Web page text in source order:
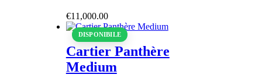
€11,000.00
DISPONIBILE
Cartier Panthère
Medium